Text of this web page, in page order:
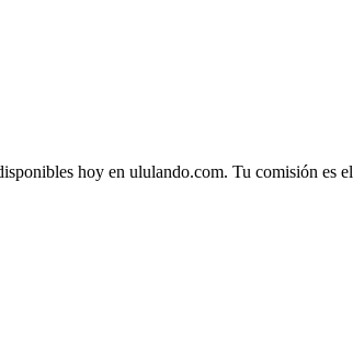
hoy en ululando.com. Tu comisión es el